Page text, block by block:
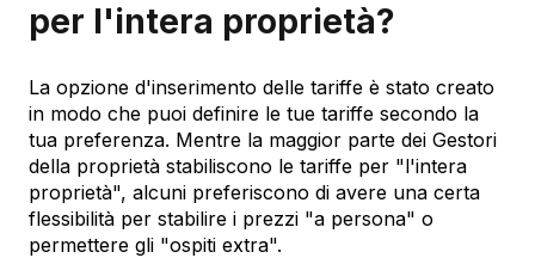
per l'intera proprietà?
La opzione d'inserimento delle tariffe è stato creato
in modo che puoi definire le tue tariffe secondo la
tua preferenza. Mentre la maggior parte dei Gestori
della proprietà stabiliscono le tariffe per "l'intera
proprietà", alcuni preferiscono di avere una certa
flessibilità per stabilire i prezzi "a persona" o
permettere gli "ospiti extra".